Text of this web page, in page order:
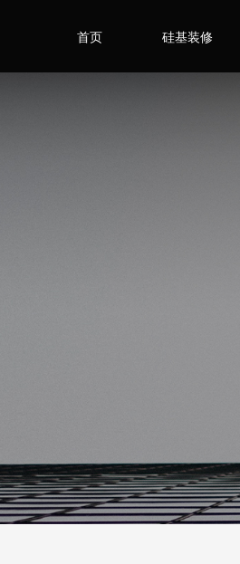
首页 硅基装修